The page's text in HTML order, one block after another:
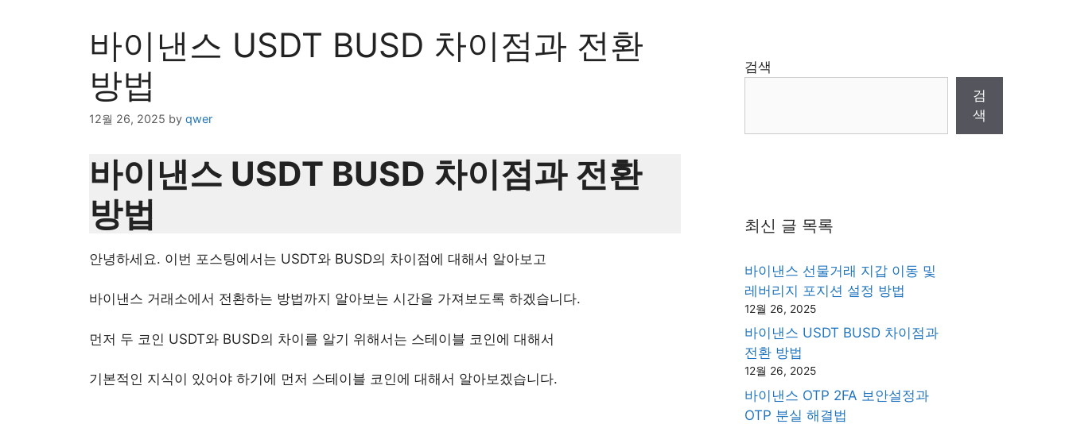
바이낸스 USDT BUSD 차이점과 전환
방법
12월 26, 2025 by qwer
바이낸스 USDT BUSD 차이점과 전환
방법
안녕하세요. 이번 포스팅에서는 USDT와 BUSD의 차이점에 대해서 알아보고
바이낸스 거래소에서 전환하는 방법까지 알아보는 시간을 가져보도록 하겠습니다.
먼저 두 코인 USDT와 BUSD의 차이를 알기 위해서는 스테이블 코인에 대해서
기본적인 지식이 있어야 하기에 먼저 스테이블 코인에 대해서 알아보겠습니다.
검색
검
색
최신 글 목록
바이낸스 선물거래 지갑 이동 및
레버리지 포지션 설정 방법
12월 26, 2025
바이낸스 USDT BUSD 차이점과
전환 방법
12월 26, 2025
바이낸스 OTP 2FA 보안설정과
OTP 분실 해결법